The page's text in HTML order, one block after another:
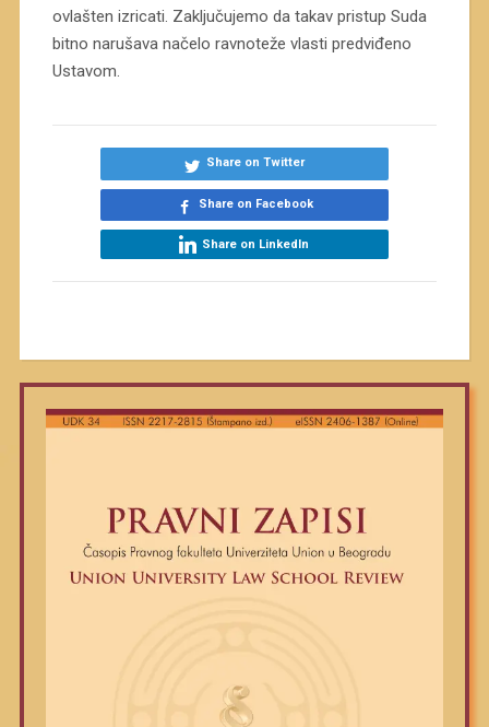
ovlašten izricati. Zaključujemo da takav pristup Suda
bitno narušava načelo ravnoteže vlasti predviđeno
Ustavom.
Share on Twitter
Share on Facebook
Share on LinkedIn